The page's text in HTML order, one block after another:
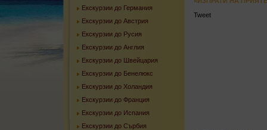
Екскурзии до Германия
Екскурзии до Австрия
Екскурзии до Русия
Екскурзии до Англия
Екскурзии до Швейцария
Екскурзии до Бенелюкс
Екскурзии до Холандия
Екскурзии до Франция
Екскурзии до Испания
Екскурзии до Сърбия
Tweet